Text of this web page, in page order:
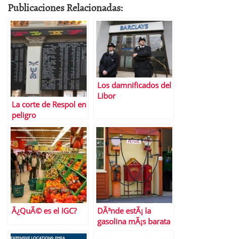
Publicaciones Relacionadas:
La corte de Respol en
peligro
Los damnificados del
Libor
Â¿QuÃ© es el IGC?
DÃ³nde estÃ¡ la
gasolina mÃ¡s barata